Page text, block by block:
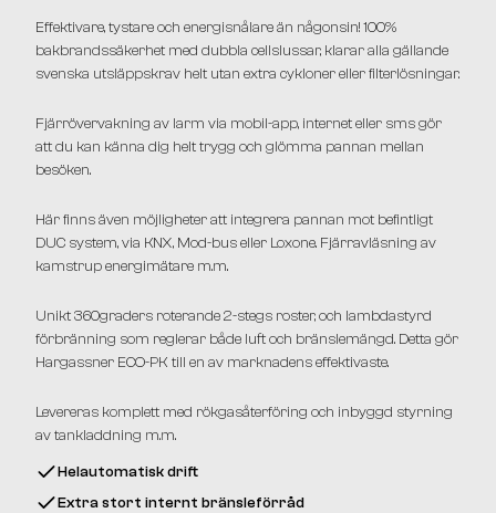
Effektivare, tystare och energisnålare än någonsin! 100%
bakbrandssäkerhet med dubbla cellslussar, klarar alla gällande
svenska utsläppskrav helt utan extra cykloner eller filterlösningar.
Fjärrövervakning av larm via mobil-app, internet eller sms gör
att du kan känna dig helt trygg och glömma pannan mellan
besöken.
Här finns även möjligheter att integrera pannan mot befintligt
DUC system, via KNX, Mod-bus eller Loxone. Fjärravläsning av
kamstrup energimätare m.m.
Unikt 360graders roterande 2-stegs roster, och lambdastyrd
förbränning som reglerar både luft och bränslemängd. Detta gör
Hargassner ECO-PK till en av marknadens effektivaste.
Levereras komplett med rökgasåterföring och inbyggd styrning
av tankladdning m.m.
Helautomatisk drift
Extra stort internt bränsleförråd